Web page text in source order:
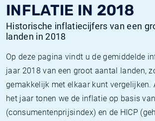
INFLATIE IN 2018
Historische inflatiecijfers van een
landen in 2018
Op deze pagina vindt u de gemiddelde
jaar 2018 van een groot aantal landen,
gemakkelijk met elkaar kunt vergelijken.
het jaar tonen we de inflatie op basis
(consumentenprijsindex) en de HICP